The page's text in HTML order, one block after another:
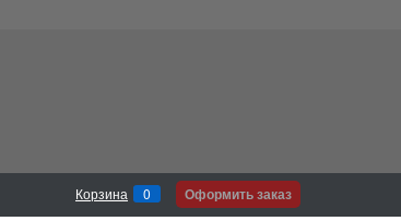
Корзина 0 Оформить заказ